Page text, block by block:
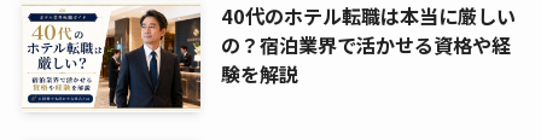
40代のホテル転職は本当に厳しい
の？宿泊業界で活かせる資格や経
験を解説